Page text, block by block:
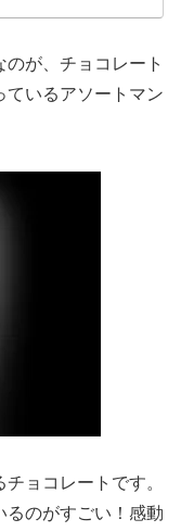
が、チョコレート
ているアソートマン
ョコレートです。
るのがすごい！感動